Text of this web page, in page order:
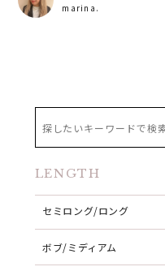
marina.
LENGTH
セミロング/ロング
ボブ/ミディアム